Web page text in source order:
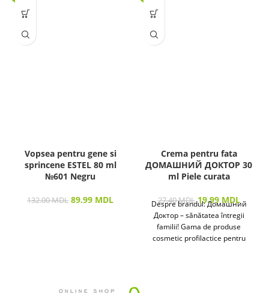
Vopsea pentru gene si
sprincene ESTEL 80 ml
№601 Negru
132.00MDL 89.99 MDL
Crema pentru fata
ДОМАШНИЙ ДОКТОР 30
ml Piele curata
27.40MDL 19.99 MDL
Despre brandul: Домашний
Доктор – sănătatea întregii
familii! Gama de produse
cosmetic profilactice pentru